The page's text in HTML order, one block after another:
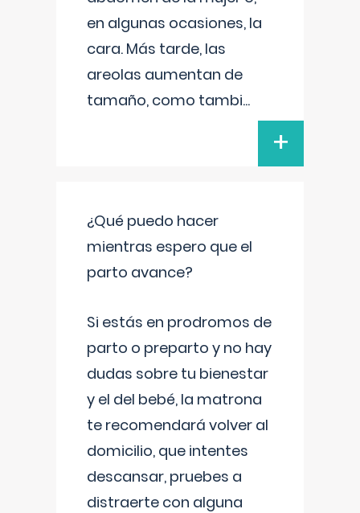
en algunas ocasiones, la
cara. Más tarde, las
areolas aumentan de
tamaño, como tambi...
+
¿Qué puedo hacer
mientras espero que el
parto avance?
Si estás en prodromos de
parto o preparto y no hay
dudas sobre tu bienestar
y el del bebé, la matrona
te recomendará volver al
domicilio, que intentes
descansar, pruebes a
distraerte con alguna